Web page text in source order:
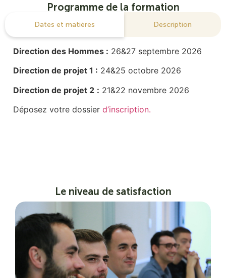
Programme de la formation
Dates et matières Description
Direction des Hommes : 26&27 septembre 2026
Direction de projet 1 : 24&25 octobre 2026
Direction de projet 2 : 21&22 novembre 2026
Déposez votre dossier d’inscription.
Le niveau de satisfaction